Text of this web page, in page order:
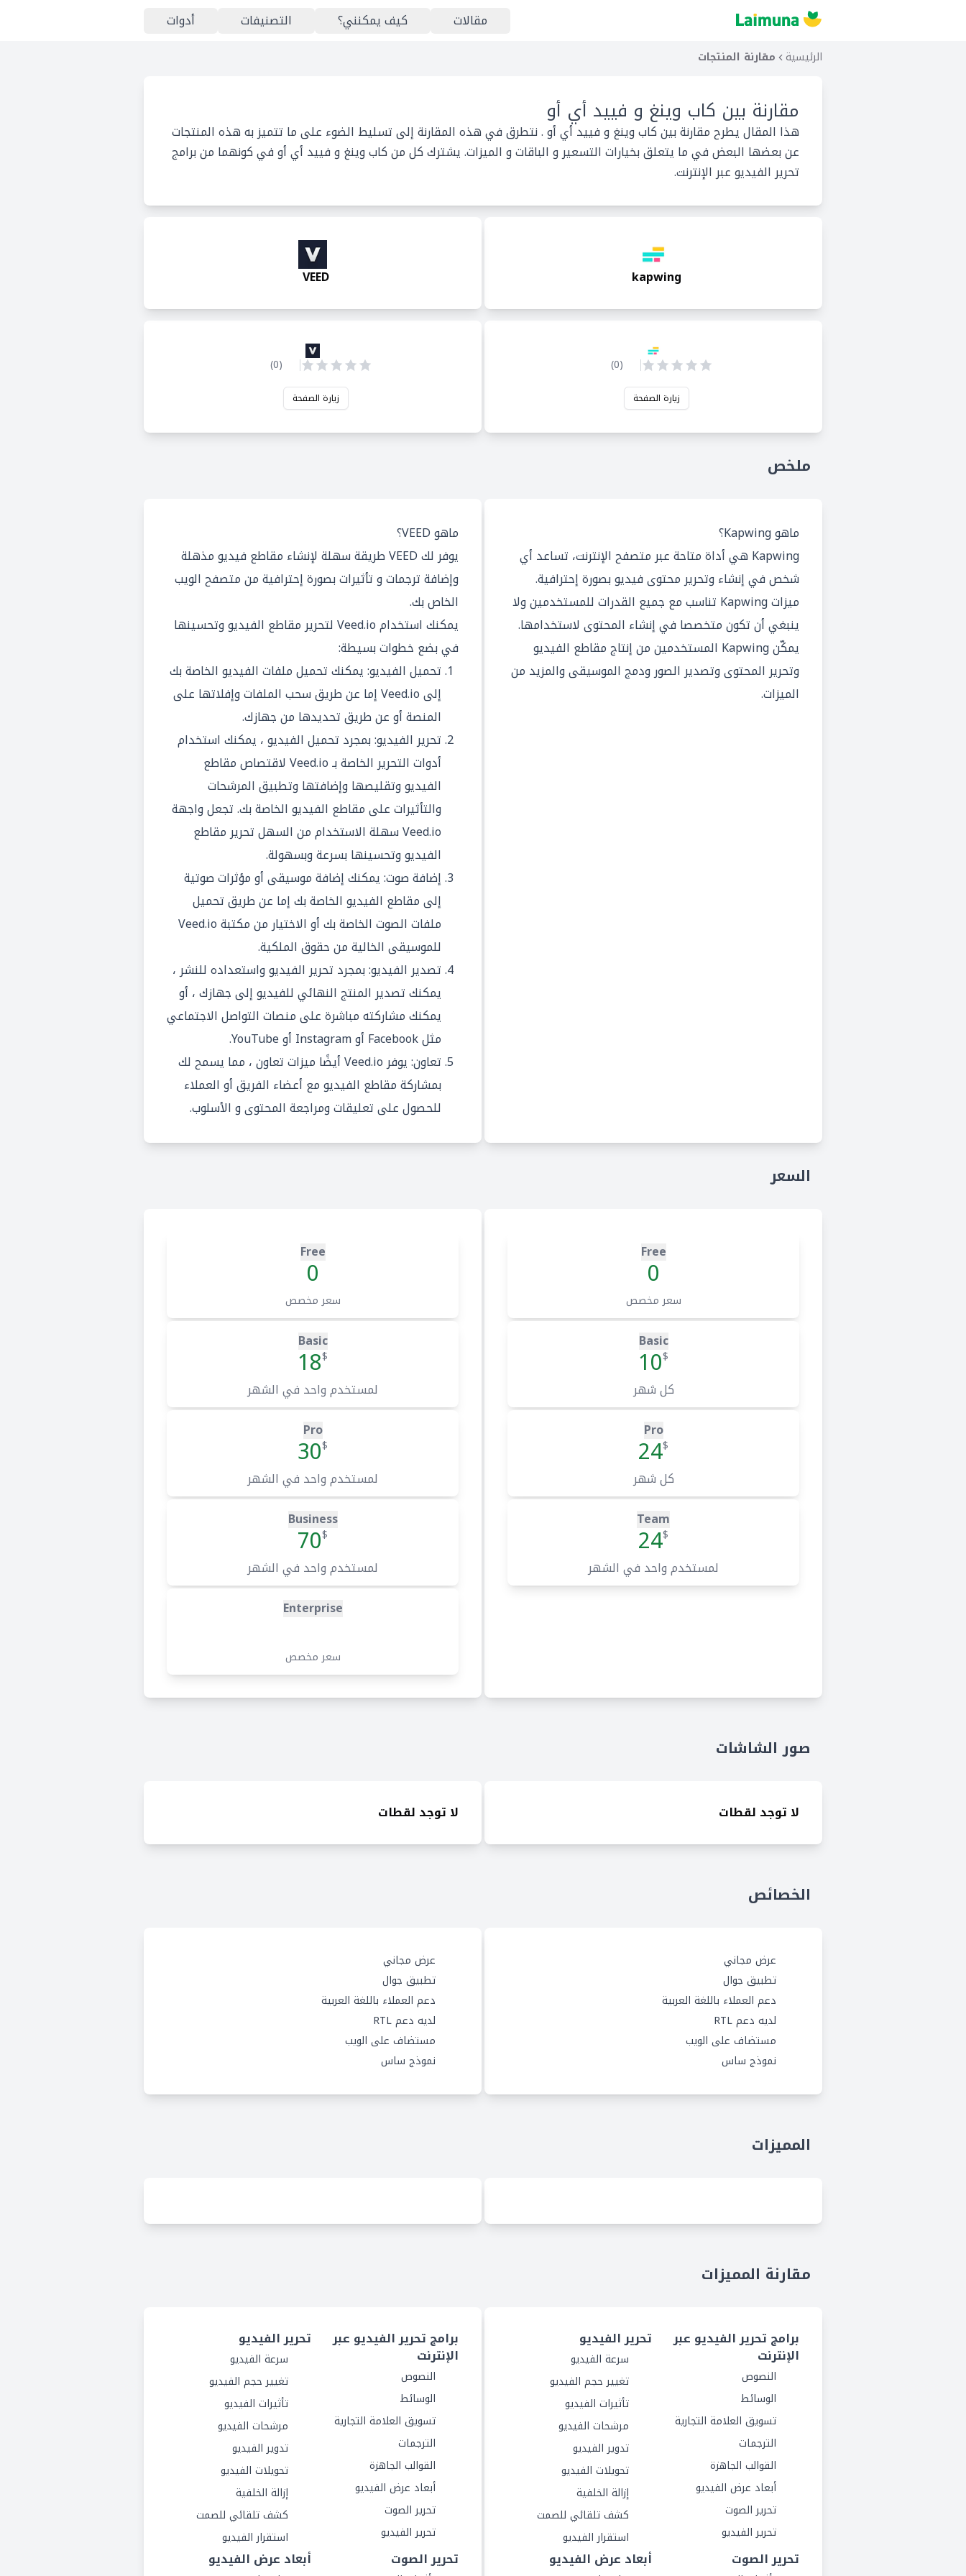
مقالات كيف يمكنني؟ التصنيفات أدوات
الرئيسية مقارنة المنتجات
مقارنة بين كاب وينغ و فييد أي أو
هذا المقال يطرح مقارنة بين كاب وينغ و فييد أي أو . نتطرق في هذه المقارنة إلى تسليط الضوء على ما تتميز به هذه المنتجات
عن بعضها البعض في ما يتعلق بخيارات التسعير و الباقات و الميزات. يشترك كل من كاب وينغ و فييد أي أو في كونهما من برامج
تحرير الفيديو عبر الإنترنت.
kapwing
VEED
(
0
)
زيارة الصفحة
(
0
)
زيارة الصفحة
ملخص
ماهو Kapwing؟
Kapwing هي أداة متاحة عبر متصفح الإنترنت، تساعد أي
شخص في إنشاء وتحرير محتوى فيديو بصورة إحترافية.
ميزات Kapwing تناسب مع جميع القدرات للمستخدمين ولا
ينبغي أن تكون متخصصا في إنشاء المحتوى لاستخدامها.
يمكّن Kapwing المستخدمين من إنتاج مقاطع الفيديو
وتحرير المحتوى وتصدير الصور ودمج الموسيقى والمزيد من
الميزات.
ماهو VEED؟
يوفر لك VEED طريقة سهلة لإنشاء مقاطع فيديو مذهلة
وإضافة ترجمات و تأثيرات بصورة إحترافية من متصفح الويب
الخاص بك.
يمكنك استخدام Veed.io لتحرير مقاطع الفيديو وتحسينها
في بضع خطوات بسيطة:
تحميل الفيديو: يمكنك تحميل ملفات الفيديو الخاصة بك
إلى Veed.io إما عن طريق سحب الملفات وإفلاتها على
المنصة أو عن طريق تحديدها من جهازك.
تحرير الفيديو: بمجرد تحميل الفيديو ، يمكنك استخدام
أدوات التحرير الخاصة بـ Veed.io لاقتصاص مقاطع
الفيديو وتقليصها وإضافتها وتطبيق المرشحات
والتأثيرات على مقاطع الفيديو الخاصة بك. تجعل واجهة
Veed.io سهلة الاستخدام من السهل تحرير مقاطع
الفيديو وتحسينها بسرعة وبسهولة.
إضافة صوت: يمكنك إضافة موسيقى أو مؤثرات صوتية
إلى مقاطع الفيديو الخاصة بك إما عن طريق تحميل
ملفات الصوت الخاصة بك أو الاختيار من مكتبة Veed.io
للموسيقى الخالية من حقوق الملكية.
تصدير الفيديو: بمجرد تحرير الفيديو واستعداده للنشر ،
يمكنك تصدير المنتج النهائي للفيديو إلى جهازك ، أو
يمكنك مشاركته مباشرة على منصات التواصل الاجتماعي
مثل Facebook أو Instagram أو YouTube.
تعاون: يوفر Veed.io أيضًا ميزات تعاون ، مما يسمح لك
بمشاركة مقاطع الفيديو مع أعضاء الفريق أو العملاء
للحصول على تعليقات ومراجعة المحتوى و الأسلوب.
السعر
Free
0
سعر مخصص
Basic
$
10
كل شهر
Pro
$
24
كل شهر
Team
$
24
لمستخدم واحد في الشهر
Free
0
سعر مخصص
Basic
$
18
لمستخدم واحد في الشهر
Pro
$
30
لمستخدم واحد في الشهر
Business
$
70
لمستخدم واحد في الشهر
Enterprise
سعر مخصص
صور الشاشات
لا توجد لقطات لا توجد لقطات
الخصائص
عرض مجاني
تطبيق جوال
دعم العملاء باللغة العربية
لديه دعم RTL
مستضاف على الويب
نموذج ساس
عرض مجاني
تطبيق جوال
دعم العملاء باللغة العربية
لديه دعم RTL
مستضاف على الويب
نموذج ساس
المميزات
مقارنة المميزات
برامج تحرير الفيديو عبر
الإنترنت
النصوص
الوسائط
تسويق العلامة التجارية
الترجمات
القوالب الجاهزة
أبعاد عرض الفيديو
تحرير الصوت
تحرير الفيديو
تحرير الفيديو
سرعة الفيديو
تغيير حجم الفيديو
تأثيرات الفيديو
مرشحات الفيديو
تدوير الفيديو
تحويلات الفيديو
إزالة الخلفية
كشف تلقائي للصمت
استقرار الفيديو
تحرير الصوت أبعاد عرض الفيديو
برامج تحرير الفيديو عبر
الإنترنت
النصوص
الوسائط
تسويق العلامة التجارية
الترجمات
القوالب الجاهزة
أبعاد عرض الفيديو
تحرير الصوت
تحرير الفيديو
تحرير الفيديو
سرعة الفيديو
تغيير حجم الفيديو
تأثيرات الفيديو
مرشحات الفيديو
تدوير الفيديو
تحويلات الفيديو
إزالة الخلفية
كشف تلقائي للصمت
استقرار الفيديو
تحرير الصوت أبعاد عرض الفيديو